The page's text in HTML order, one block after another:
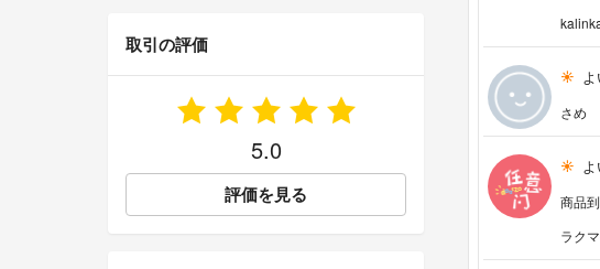
さめ
商品
ラク
取引の評価
5.0
評価を見る